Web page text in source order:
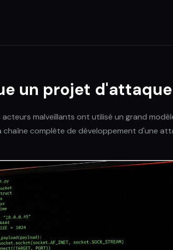
un projet
malveillants ont utilisé un grand
complète de développement d'une